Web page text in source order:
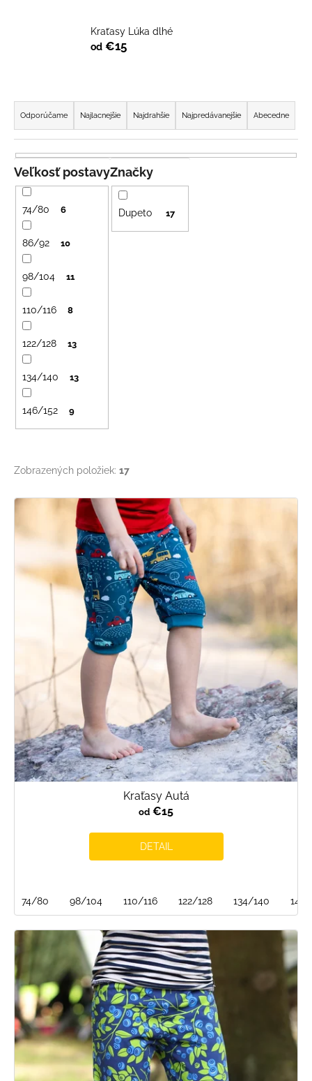
Kraťasy Lúka dlhé
od €15
R
a
d
e
n
i
e
p
o
d
u
o
Odporúčame Najlacnejšie Najdrahšie Najpredávanejšie Abecedne
Značky
Dupeto 17
Veľkosť postavy
74/80 6
86/92 10
98/104 11
110/116 8
122/128 13
134/140 13
146/152 9
Zobrazených položiek: 17
V
p
s
k
o
v
Kraťasy Autá
od €15
DETAIL
74/80 98/104 110/116 122/128 134/140 146/
HĽADAŤ
O
p
m
NOHAVICE
TYRKYSOVÉ